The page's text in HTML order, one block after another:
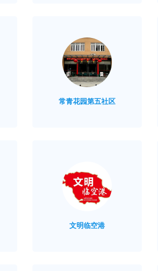
常青花园第五社区
文明临空港